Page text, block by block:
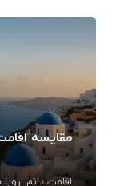
مقایسه اقامت
اقامت دائم